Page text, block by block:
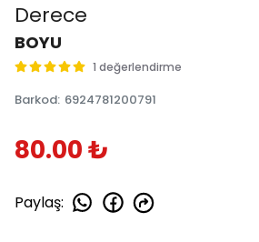
Derece
BOYU
1 değerlendirme
Barkod: 6924781200791
80.00 ₺
Paylaş: